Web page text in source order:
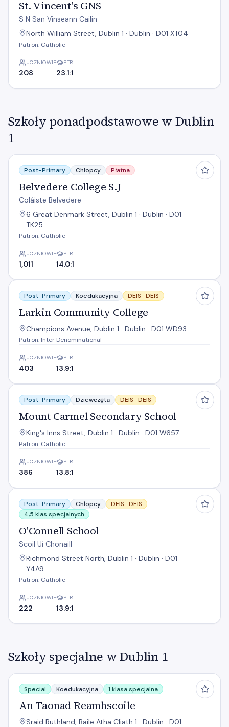
St. Vincent's GNS
S N San Vinseann Cailin
North William Street, Dublin 1 · Dublin · D01 XT04
Patron: Catholic
UCZNIOWIE
208
PTR
23.1:1
Szkoły ponadpodstawowe w Dublin
1
Belvedere College S.J
Post-Primary Chłopcy Płatna
Belvedere College S.J
Coláiste Belvedere
6 Great Denmark Street, Dublin 1 · Dublin · D01
TK25
Patron: Catholic
UCZNIOWIE
1,011
PTR
14.0:1
Larkin Community College
Post-Primary Koedukacyjna DEIS · DEIS
Larkin Community College
Champions Avenue, Dublin 1 · Dublin · D01 WD93
Patron: Inter Denominational
UCZNIOWIE
403
PTR
13.9:1
Mount Carmel Secondary School
Post-Primary Dziewczęta DEIS · DEIS
Mount Carmel Secondary School
King's Inns Street, Dublin 1 · Dublin · D01 W657
Patron: Catholic
UCZNIOWIE
386
PTR
13.8:1
O'Connell School
Post-Primary Chłopcy DEIS · DEIS
4,5 klas specjalnych
O'Connell School
Scoil Uí Chonaill
Richmond Street North, Dublin 1 · Dublin · D01
Y4A9
Patron: Catholic
UCZNIOWIE
222
PTR
13.9:1
Szkoły specjalne w Dublin 1
An Taonad Reamhscoile
Special Koedukacyjna 1 klasa specjalna
An Taonad Reamhscoile
Sraid Ruthland, Baile Atha Cliath 1 · Dublin · D01